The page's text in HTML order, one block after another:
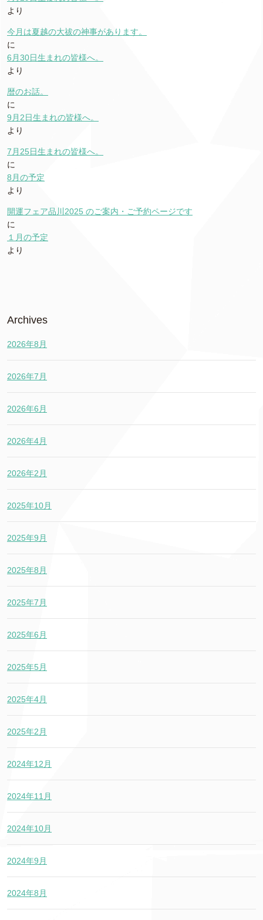
より
今月は夏越の大祓の神事があります。
に
6月30日生まれの皆様へ。
より
暦のお話。
に
9月2日生まれの皆様へ。
より
7月25日生まれの皆様へ。
に
8月の予定
より
開運フェア品川2025 のご案内・ご予約ページです
に
１月の予定
より
Archives
2026年8月
2026年7月
2026年6月
2026年4月
2026年2月
2025年10月
2025年9月
2025年8月
2025年7月
2025年6月
2025年5月
2025年4月
2025年2月
2024年12月
2024年11月
2024年10月
2024年9月
2024年8月